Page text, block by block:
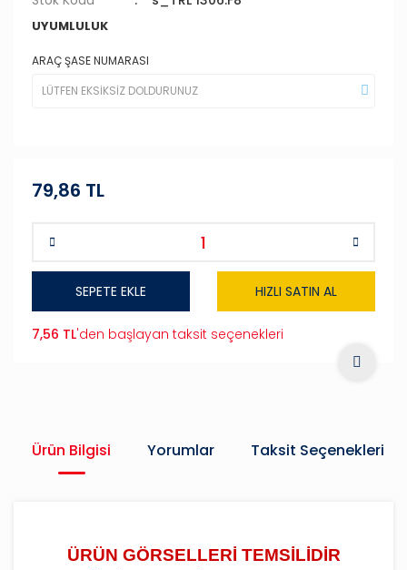
UYUMLULUK
ARAÇ ŞASE NUMARASI
79,86 TL
SEPETE EKLE HIZLI SATIN AL
7,56 TL'den başlayan taksit seçenekleri
Ürün Bilgisi Yorumlar Taksit Seçenekleri
ÜRÜN GÖRSELLERİ TEMSİLİDİR